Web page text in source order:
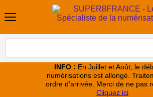
INFO : En Juillet et Août, le
numérisations est allongé.
ordre d’arrivée. Merci de ne pas
Cliquez ici